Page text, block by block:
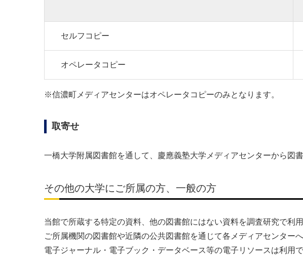
セルフコピー
オペレータコピー
※信濃町メディアセンターはオペレータコピーのみとなります。
取寄せ
一橋大学附属図書館を通して、慶應義塾大学メディアセンターから図
その他の大学にご所属の方、一般の方
当館で所蔵する特定の資料、他の図書館にはない資料を調査研究で利
ご所属機関の図書館や近隣の公共図書館を通じて各メディアセンター
電子ジャーナル・電子ブック・データベース等の電子リソースは利用で